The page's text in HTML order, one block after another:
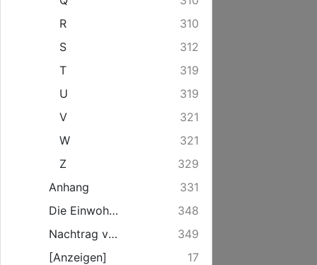
R
310
S
312
T
319
U
319
V
321
W
321
Z
329
Anhang
331
Die Einwohnerzahl Rostocks
348
Nachtrag von später eingegangenen Adressen nebst einigen Veränderungen und Verbesserungen, die während des Druckes vorgefallen sind
349
[Anzeigen]
17